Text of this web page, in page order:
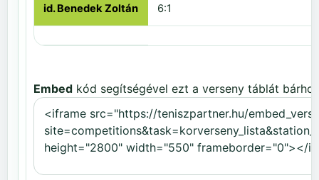
id. Benedek Zoltán 6:1
Embed kód segítségével ezt a verseny táblát